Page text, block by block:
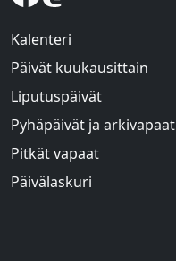
Kalenteri
Päivät kuukausittain
Liputuspäivät
Pyhäpäivät ja arkivapaat
Pitkät vapaat
Päivälaskuri